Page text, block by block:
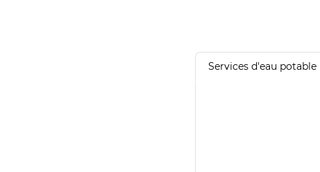
Services d'eau potable